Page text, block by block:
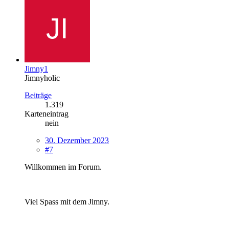
Jimny1
Jimnyholic
Beiträge
1.319
Karteneintrag
nein
30. Dezember 2023
#7
Willkommen im Forum.
Viel Spass mit dem Jimny.